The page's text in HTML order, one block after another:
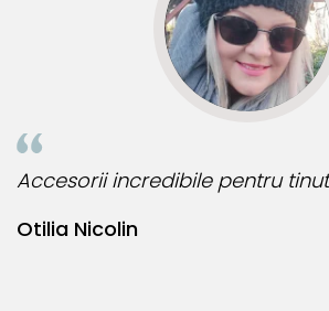
Otilia Nicolin
Accesorii incredibile pentru